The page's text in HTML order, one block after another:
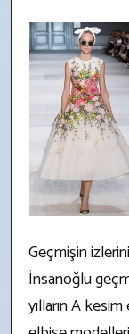
Geçmişin
İnsanoğlu
yılların A